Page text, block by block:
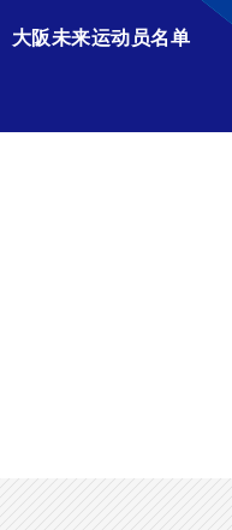
大阪未来运动员名单